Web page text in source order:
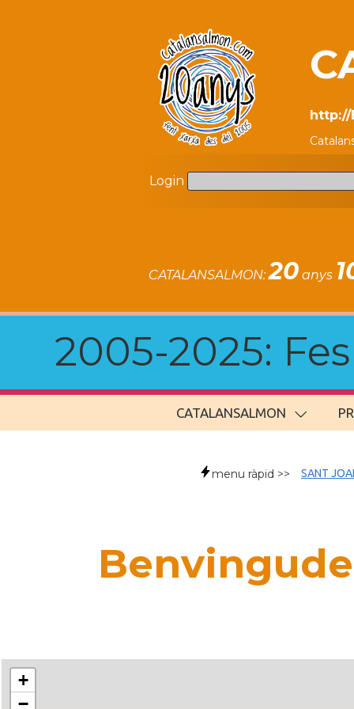
http://
Login
CATALANSALMON:20 anys
2005-2025:
CATALANSALMON
menu ràpid >> SANT
+
−